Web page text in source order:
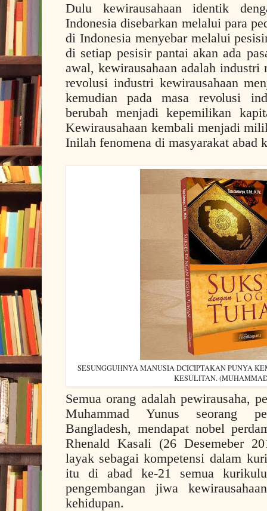
Dulu kewirausahaan identik
Indonesia disebarkan melalui para
di Indonesia menyebar melalui
di setiap pesisir pantai akan ada
awal, kewirausahaan adalah industri
revolusi industri kewirausahaan
kemudian pada masa revolusi
berubah menjadi kepemilikan
Kewirausahaan kembali menjadi
Inilah fenomena di masyarakat abad
SESUNGGUHNYA MANUSIA DCICIPTAKAN PUNYA
KESULITAN.
Semua orang adalah pewirausaha,
Muhammad Yunus seorang
Bangladesh, mendapat nobel
Rhenald Kasali (26 Desemeber
layak sebagai kompetensi dalam
itu di abad ke-21 semua
pengembangan jiwa
kehidupan.